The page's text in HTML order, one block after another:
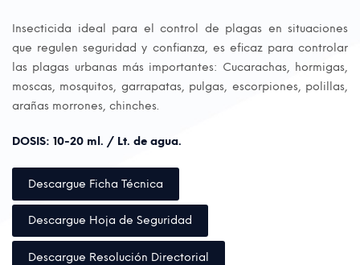
Insecticida ideal para el control de plagas en situaciones
que regulen seguridad y confianza, es eficaz para controlar
las plagas urbanas más importantes: Cucarachas, hormigas,
moscas, mosquitos, garrapatas, pulgas, escorpiones, polillas,
arañas morrones, chinches.
DOSIS: 10-20 ml. / Lt. de agua.
Descargue Ficha Técnica
Descargue Hoja de Seguridad
Descargue Resolución Directorial